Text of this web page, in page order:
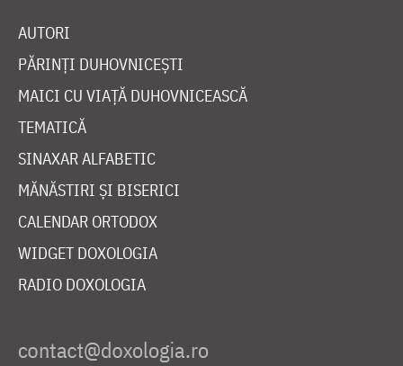
AUTORI
PĂRINȚI DUHOVNICEȘTI
MAICI CU VIAȚĂ DUHOVNICEASCĂ
TEMATICĂ
SINAXAR ALFABETIC
MĂNĂSTIRI ȘI BISERICI
CALENDAR ORTODOX
WIDGET DOXOLOGIA
RADIO DOXOLOGIA